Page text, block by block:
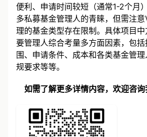
便利、申请时间较短（通常1-2个月
多私募基金管理人的青睐，但需注
理的基金类型存在限制。具体项目
要管理人综合考量多方面因素，包
围、申请条件、成本和各类基金管
规要求等等。
如需了解更多详情内容，欢迎咨询